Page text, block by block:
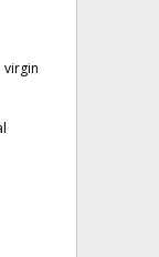
virgin